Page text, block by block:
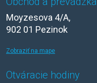
Moyzesova 4/A,
902 01 Pezinok
Zobraziť na mape
Otváracie hodiny